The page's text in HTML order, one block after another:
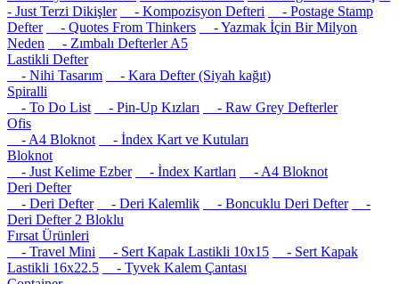
- Just Terzi Dikişler
- Kompozisyon Defteri
- Postage Stamp
Defter
- Quotes From Thinkers
- Yazmak İçin Bir Milyon
Neden
- Zımbalı Defterler A5
Lastikli Defter
- Nihi Tasarım
- Kara Defter (Siyah kağıt)
Spiralli
- To Do List
- Pin-Up Kızları
- Raw Grey Defterler
Ofis
- A4 Bloknot
- İndex Kart ve Kutuları
Bloknot
- Just Kelime Ezber
- İndex Kartları
- A4 Bloknot
Deri Defter
- Deri Defter
- Deri Kalemlik - Boncuklu Deri Defter
-
Deri Defter 2 Bloklu
Fırsat Ürünleri
- Travel Mini
- Sert Kapak Lastikli 10x15
- Sert Kapak
Lastikli 16x22.5
- Tyvek Kalem Çantası